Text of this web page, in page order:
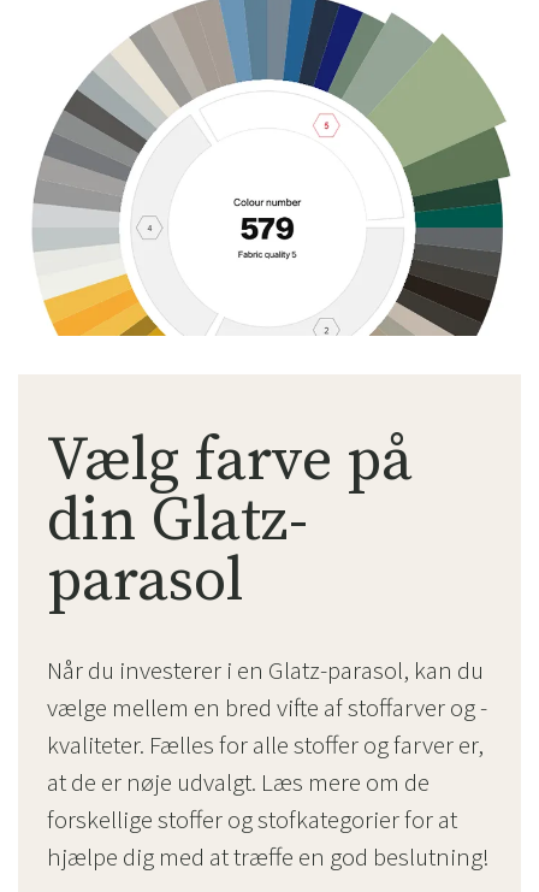
Vælg farve på
din Glatz-
parasol
Når du investerer i en Glatz-parasol, kan du
vælge mellem en bred vifte af stoffarver og -
kvaliteter. Fælles for alle stoffer og farver er,
at de er nøje udvalgt. Læs mere om de
forskellige stoffer og stofkategorier for at
hjælpe dig med at træffe en god beslutning!